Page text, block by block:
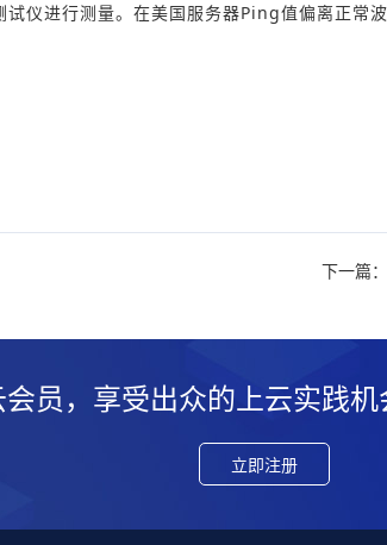
仪进行测量。在美国服务器Ping值偏离正常
下一篇
员，享受出众的上云实践机
立即注册